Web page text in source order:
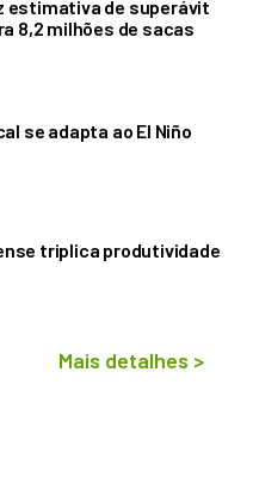
estimativa de superávit
8,2 milhões de sacas
se adapta ao El Niño
triplica produtividade
Mais detalhes >